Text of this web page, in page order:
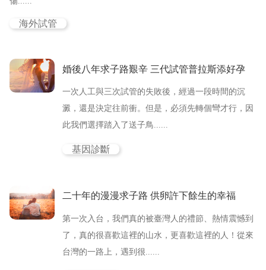
高雄辦事處
關於我們
海外試管
婚後八年求子路艱辛 三代試管普拉斯添好孕
一次人工與三次試管的失敗後，經過一段時間的沉
澱，還是決定往前衝。但是，必須先轉個彎才行，因
此我們選擇踏入了送子鳥......
基因診斷
二十年的漫漫求子路 供卵許下餘生的幸福
第一次入台，我們真的被臺灣人的禮節、熱情震憾到
了，真的很喜歡這裡的山水，更喜歡這裡的人！從來
台灣的一路上，遇到很......